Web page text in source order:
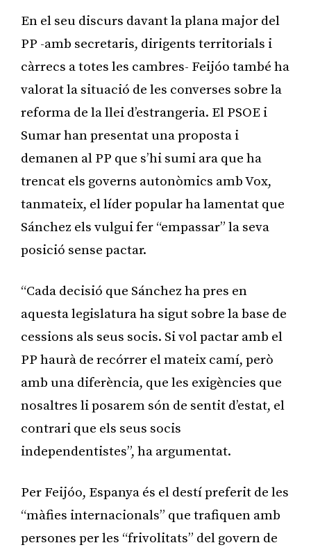
En el seu discurs davant la plana major del
PP -amb secretaris, dirigents territorials i
càrrecs a totes les cambres- Feijóo també ha
valorat la situació de les converses sobre la
reforma de la llei d’estrangeria. El PSOE i
Sumar han presentat una proposta i
demanen al PP que s’hi sumi ara que ha
trencat els governs autonòmics amb Vox,
tanmateix, el líder popular ha lamentat que
Sánchez els vulgui fer “empassar” la seva
posició sense pactar.
“Cada decisió que Sánchez ha pres en
aquesta legislatura ha sigut sobre la base de
cessions als seus socis. Si vol pactar amb el
PP haurà de recórrer el mateix camí, però
amb una diferència, que les exigències que
nosaltres li posarem són de sentit d’estat, el
contrari que els seus socis
independentistes”, ha argumentat.
Per Feijóo, Espanya és el destí preferit de les
“màfies internacionals” que trafiquen amb
persones per les “frivolitats” del govern de